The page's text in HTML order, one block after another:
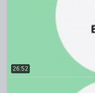
26:52